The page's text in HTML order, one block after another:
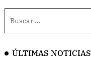
ÚLTIMAS NOTICIAS